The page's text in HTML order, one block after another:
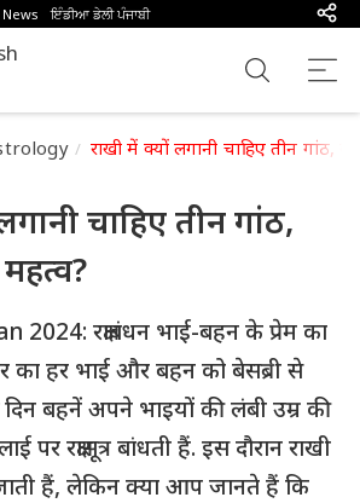
ਇੰਡੀਆ ਡੇਲੀ ਪੰਜਾਬੀ
राखी में क्यों लगानी चाहिए तीन गांठ,
चाहिए तीन गांठ,
2024: रक्षाबंधन भाई-बहन के प्रेम का
का हर भाई और बहन को बेसब्री से
बहनें अपने भाइयों की लंबी उम्र की
पर रक्षासूत्र बांधती हैं. इस दौरान राखी
हैं, लेकिन क्या आप जानते हैं कि